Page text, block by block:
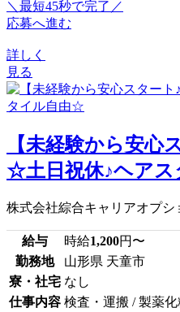
＼最短45秒で完了／
応募へ進む
詳しく
見る
【未経験から安心
☆土日祝休♪ヘア
株式会社綜合キャリアオプシ
給与 時給1,200円〜
勤務地
山形県 天童市
寮・社宅 なし
仕事内容 検査・運搬 / 製薬